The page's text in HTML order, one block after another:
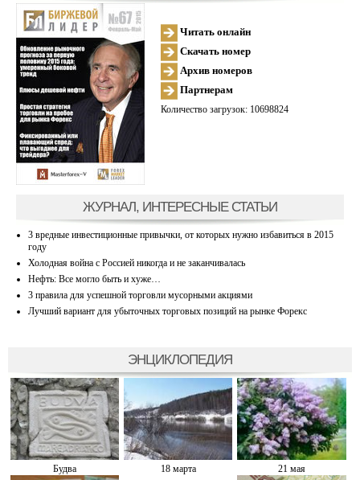
Читать онлайн
Скачать номер
Архив номеров
Партнерам
Количество загрузок: 10698824
ЖУРНАЛ, ИНТЕРЕСНЫЕ СТАТЬИ
3 вредные инвестиционные привычки, от которых нужно избавиться в 2015
году
Холодная война с Россией никогда и не заканчивалась
Нефть: Все могло быть и хуже…
3 правила для успешной торговли мусорными акциями
Лучший вариант для убыточных торговых позиций на рынке Форекс
ЭНЦИКЛОПЕДИЯ
Будва 18 марта 21 мая